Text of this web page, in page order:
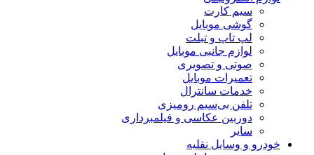
سیم کارت
گوشی موبایل
لپ تاپ و تبلت
لوازم جانبی موبایل
صوتی و تصویری
تعمیرات موبایل
خدمات سانترال
تلفن بی‌سیم رومیزی
دوربین عکاسی و فیلمبرداری
سایر
خودرو و وسایل نقلیه